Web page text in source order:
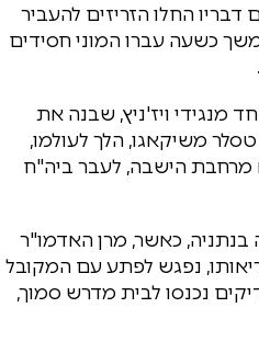
דבריו החלו הזריזים להעביר
כשעה עברו המוני חסידים
מנגידי ויז'ניץ, שבנה את
משיקאגו, הלך לעולמו,
מרחבת הישבה, לעבר ביה"ח
בנתניה, כאשר, מרן האדמו"ר
נפגש לפתע עם המקובל
נכנסו לבית מדרש סמוך,